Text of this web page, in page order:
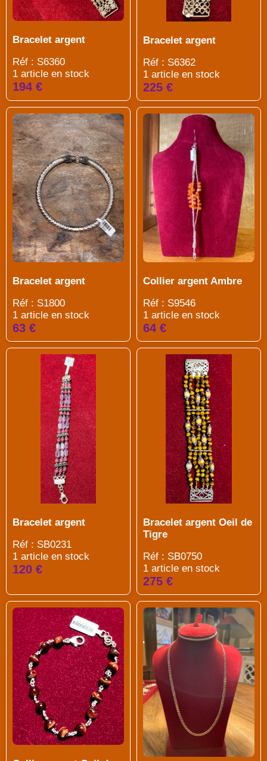
Bracelet argent
Réf : S6360
1 article en stock
194 €
Bracelet argent
Réf : S6362
1 article en stock
225 €
Bracelet argent
Réf : S1800
1 article en stock
63 €
Collier argent Ambre
Réf : S9546
1 article en stock
64 €
Bracelet argent
Réf : SB0231
1 article en stock
120 €
Bracelet argent Oeil de
Tigre
Réf : SB0750
1 article en stock
275 €